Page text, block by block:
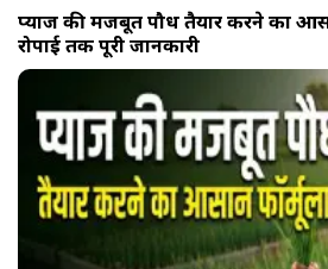
प्याज की मजबूत पौध तैयार करने का
रोपाई तक पूरी जानकारी